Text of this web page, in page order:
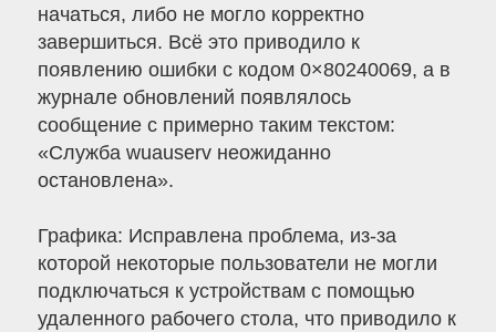
начаться, либо не могло корректно
завершиться. Всё это приводило к
появлению ошибки с кодом 0×80240069, а в
журнале обновлений появлялось
сообщение с примерно таким текстом:
«Служба wuauserv неожиданно
остановлена».
Графика: Исправлена проблема, из-за
которой некоторые пользователи не могли
подключаться к устройствам с помощью
удаленного рабочего стола, что приводило к